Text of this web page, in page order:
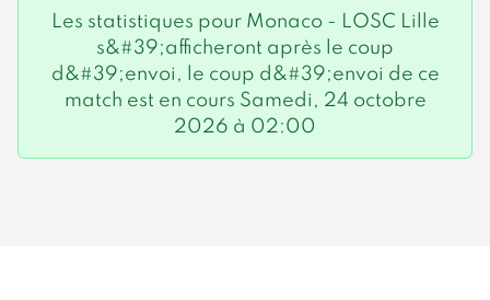
Les statistiques pour Monaco - LOSC Lille
s&#39;afficheront après le coup
d&#39;envoi, le coup d&#39;envoi de ce
match est en cours Samedi, 24 octobre
2026 à 02:00